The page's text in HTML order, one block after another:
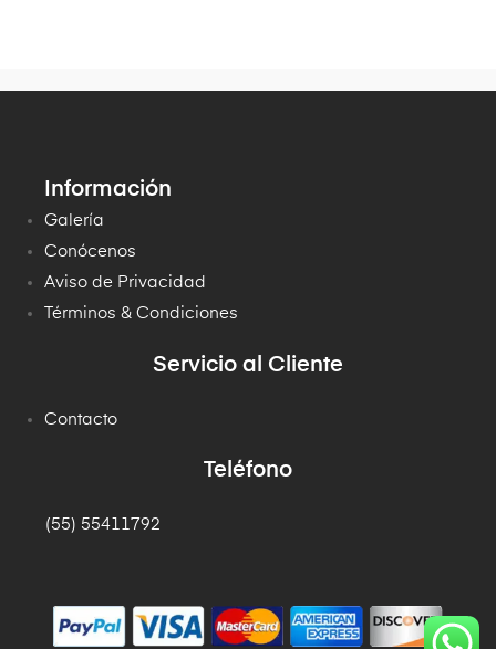
Información
Galería
Conócenos
Aviso de Privacidad
Términos & Condiciones
Servicio al Cliente
Contacto
Teléfono
(55) 55411792